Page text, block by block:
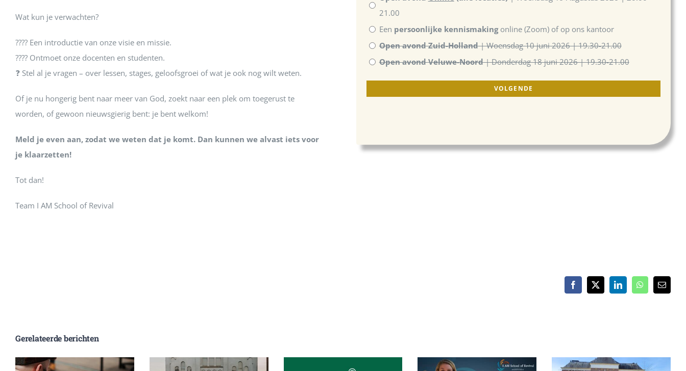
Wat kun je verwachten?
???? Een introductie van onze visie en missie.
???? Ontmoet onze docenten en studenten.
❓ Stel al je vragen – over lessen, stages, geloofsgroei of wat je ook nog wilt weten.
Of je nu hongerig bent naar meer van God, zoekt naar een plek om toegerust te
worden, of gewoon nieuwsgierig bent: je bent welkom!
Meld je even aan, zodat we weten dat je komt. Dan kunnen we alvast iets voor
je klaarzetten!
Tot dan!
Team I AM School of Revival
21.00
Een persoonlijke kennismakingonline (Zoom) of op ons kantoor
Open avond Zuid-Holland| Woensdag 10 juni 2026 | 19.30-21.00
Open avond Veluwe-Noord| Donderdag 18 juni 2026 | 19.30-21.00
Facebook
X LinkedInWhatsApp
E-
mail
Gerelateerde berichten